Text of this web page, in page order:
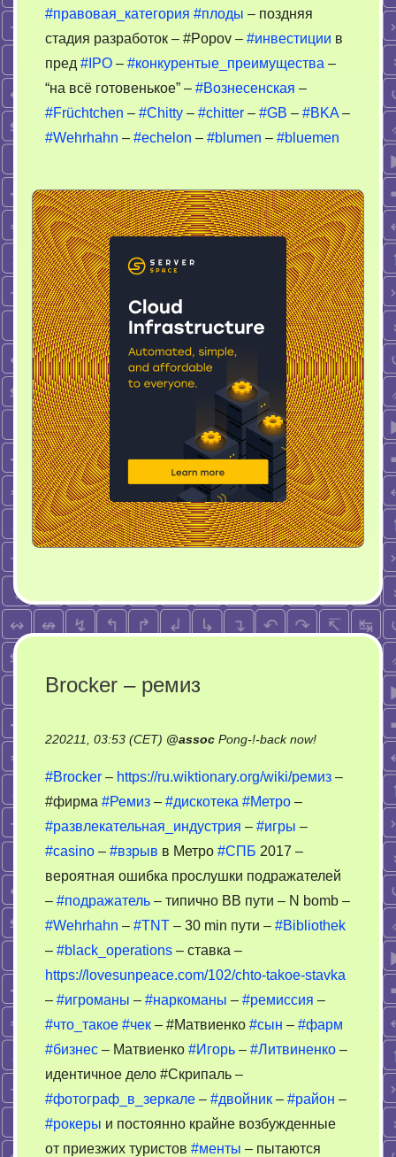
#правовая_категория #плоды – поздняя
стадия разработок – #Popov – #инвестиции в
пред #IPO – #конкурентые_преимущества –
“на всё готовенькое” – #Вознесенская –
#Früchtchen – #Chitty – #chitter – #GB – #BKA –
#Wehrhahn – #echelon – #blumen – #bluemen
Brocker – ремиз
220211, 03:53 (CET) @assoc Pong-!-back now!on
–
#Brocker – https://ru.wiktionary.org/wiki/ремиз –
#фирма #Ремиз – #дискотека #Метро –
#развлекательная_индустрия – #игры –
#casino – #взрыв в Метро #СПБ 2017 –
вероятная ошибка прослушки подражателей
– #подражатель – типично ВВ пути – N bomb –
#Wehrhahn – #TNT – 30 min пути – #Bibliothek
– #black_operations – ставка –
https://lovesunpeace.com/102/chto-takoe-stavka
– #игроманы – #наркоманы – #ремиссия –
#что_такое #чек – #Матвиенко #сын – #фарм
#бизнес – Матвиенко #Игорь – #Литвиненко –
идентичное дело #Скрипаль –
#фотограф_в_зеркале – #двойник – #район –
#рокеры и постоянно крайне возбужденные
от приезжих туристов #менты – пытаются